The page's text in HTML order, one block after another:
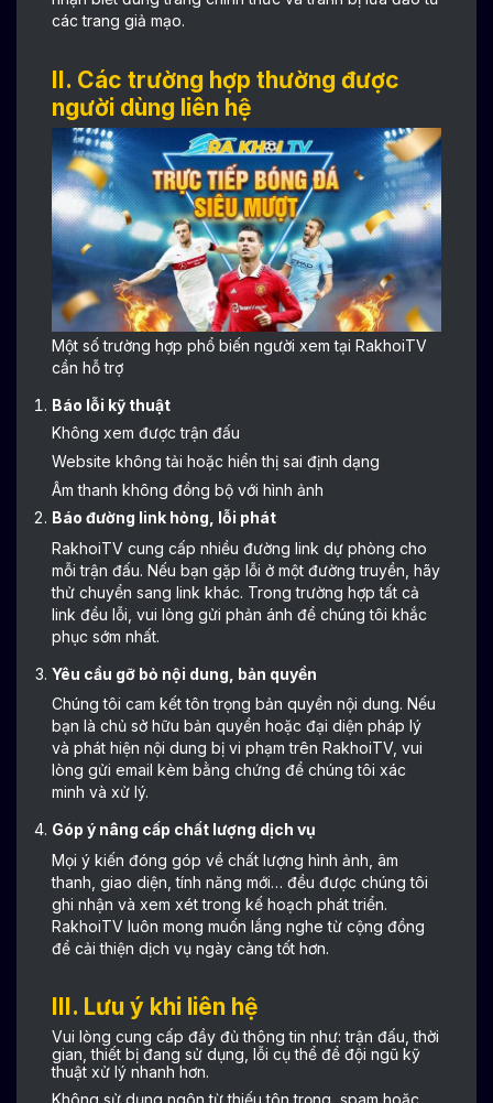
các trang giả mạo.
II. Các trường hợp thường được
người dùng liên hệ
Một số trường hợp phổ biến người xem tại RakhoiTV
cần hỗ trợ
Báo lỗi kỹ thuật
Không xem được trận đấu
Website không tải hoặc hiển thị sai định dạng
Âm thanh không đồng bộ với hình ảnh
Báo đường link hỏng, lỗi phát
RakhoiTV cung cấp nhiều đường link dự phòng cho
mỗi trận đấu. Nếu bạn gặp lỗi ở một đường truyền, hãy
thử chuyển sang link khác. Trong trường hợp tất cả
link đều lỗi, vui lòng gửi phản ánh để chúng tôi khắc
phục sớm nhất.
Yêu cầu gỡ bỏ nội dung, bản quyền
Chúng tôi cam kết tôn trọng bản quyền nội dung. Nếu
bạn là chủ sở hữu bản quyền hoặc đại diện pháp lý
và phát hiện nội dung bị vi phạm trên RakhoiTV, vui
lòng gửi email kèm bằng chứng để chúng tôi xác
minh và xử lý.
Góp ý nâng cấp chất lượng dịch vụ
Mọi ý kiến đóng góp về chất lượng hình ảnh, âm
thanh, giao diện, tính năng mới… đều được chúng tôi
ghi nhận và xem xét trong kế hoạch phát triển.
RakhoiTV luôn mong muốn lắng nghe từ cộng đồng
để cải thiện dịch vụ ngày càng tốt hơn.
III. Lưu ý khi liên hệ
Vui lòng cung cấp đầy đủ thông tin như: trận đấu, thời
gian, thiết bị đang sử dụng, lỗi cụ thể để đội ngũ kỹ
thuật xử lý nhanh hơn.